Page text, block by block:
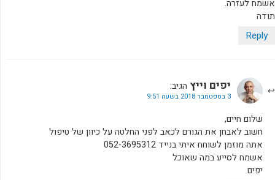
אשמח לעזרה.
תודה
Reply
יפים וייץ הגיב:
3 בספטמבר 2018 בשעה 9:51
שלום חיים,
חשוב לאבחן את הגורם לכאב לפני החלטה על כיוון של טיפול
אתה מוזמן לשוחח איתי בנייד 052-3695312
אשמח לסייע במה שאוכל
יפים